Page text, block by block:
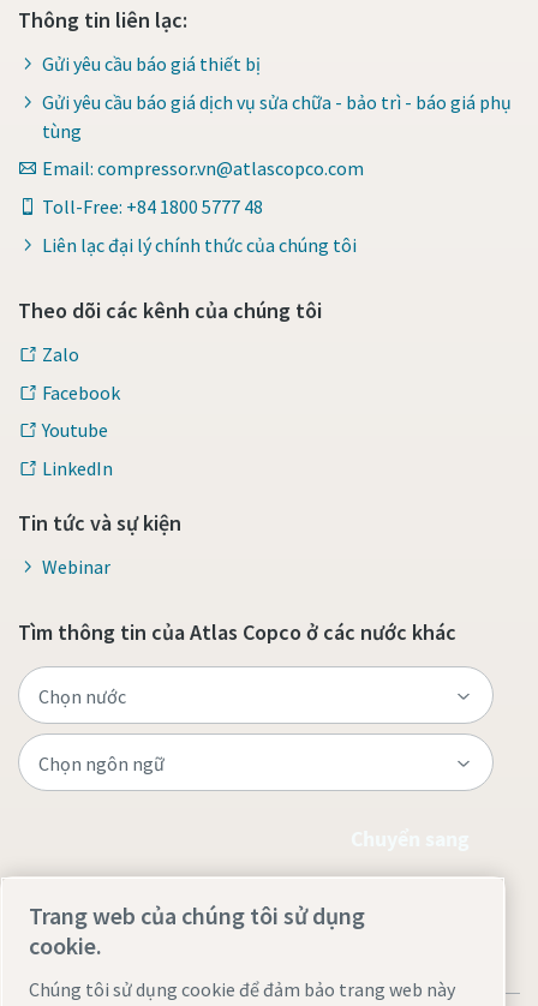
Thông tin liên lạc:
Gửi yêu cầu báo giá thiết bị
Gửi yêu cầu báo giá dịch vụ sửa chữa - bảo trì - báo giá phụ
tùng
Email: compressor.vn@atlascopco.com
Toll-Free: +84 1800 5777 48
Liên lạc đại lý chính thức của chúng tôi
Theo dõi các kênh của chúng tôi
Zalo
Facebook
Youtube
LinkedIn
Tin tức và sự kiện
Webinar
Tìm thông tin của Atlas Copco ở các nước khác
Trang web của chúng tôi sử dụng
cookie.
Chúng tôi sử dụng cookie để đảm bảo trang web này